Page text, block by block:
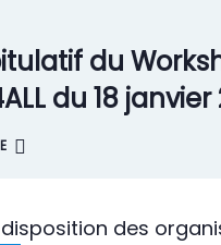
du
du 18 janvier